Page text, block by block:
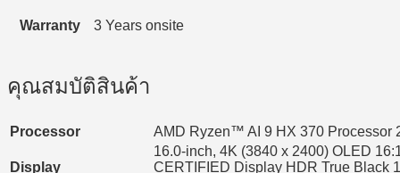
Warranty 3 Years onsite
คุณสมบัติสินค้า
Processor AMD Ryzen™ AI 9 HX 370 Processor
Display
16.0-inch, 4K (3840 x 2400) OLED
CERTIFIED Display HDR True Black